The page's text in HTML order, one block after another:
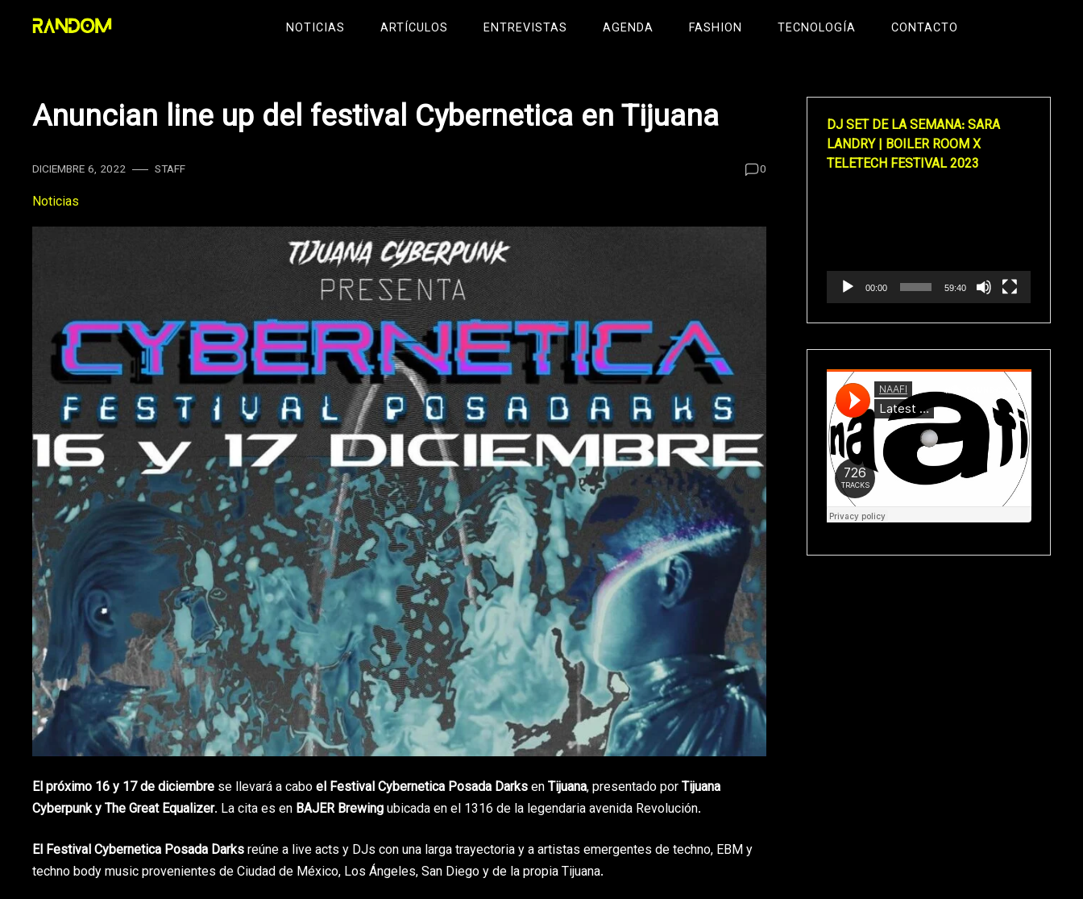
NOTICIAS ARTÍCULOS ENTREVISTAS AGENDA FASHION TECNOLOGÍA CONTACTO
Anuncian line up del festival Cybernetica en Tijuana
DICIEMBRE 6, 2022 STAFF 0
Noticias
El próximo 16 y 17 de diciembre se llevará a caboel Festival Cybernetica Posada DarksenTijuana, presentado porTijuana
Cyberpunk y The Great Equalizer. La cita es en BAJER Brewingubicada en el 1316 de la legendaria avenida Revolución.
El Festival Cybernetica Posada Darksreúne a live acts y DJs con una larga trayectoria y a artistas emergentes de techno, EBM y
techno body music provenientes de Ciudad de México, Los Ángeles, San Diego y de la propia Tijuana.
DJ SET DE LA SEMANA: SARA
LANDRY | BOILER ROOM X
TELETECH FESTIVAL 2023
00:00 59:40